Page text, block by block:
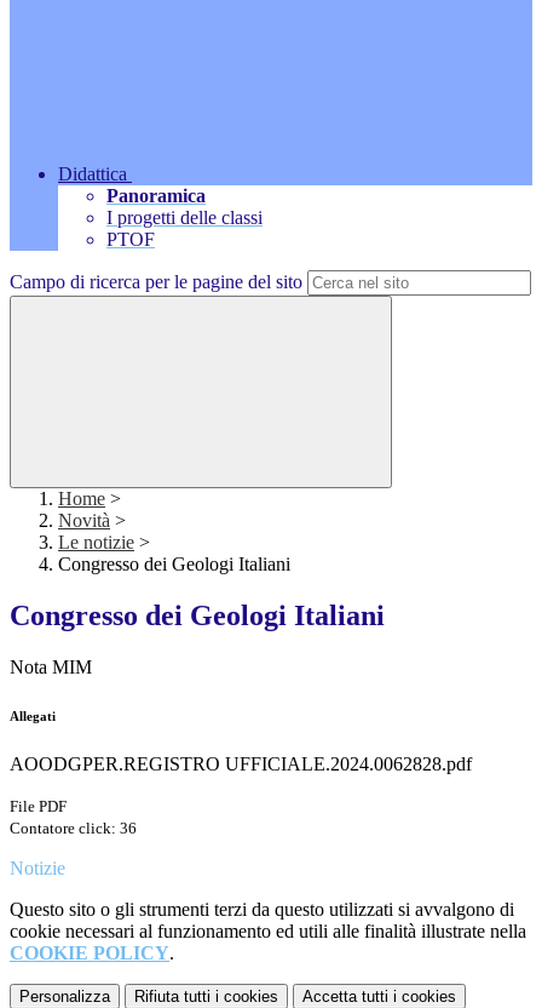
Didattica
Panoramica
I progetti delle classi
PTOF
Campo di ricerca per le pagine del sito
Home >
Novità >
Le notizie >
Congresso dei Geologi Italiani
Congresso dei Geologi Italiani
Nota MIM
Allegati
AOODGPER.REGISTRO UFFICIALE.2024.0062828.pdf
File PDF
Contatore click: 36
Notizie
Questo sito o gli strumenti terzi da questo utilizzati si avvalgono di
cookie necessari al funzionamento ed utili alle finalità illustrate nella
COOKIE POLICY.
Personalizza Rifiuta tutti i cookies Accetta tutti i cookies